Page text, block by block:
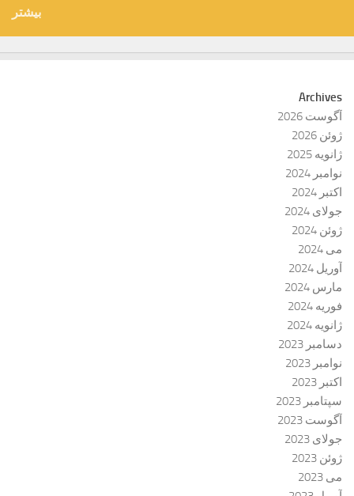
بیشتر
Archives
آگوست 2026
ژوئن 2026
ژانویه 2025
نوامبر 2024
اکتبر 2024
جولای 2024
ژوئن 2024
می 2024
آوریل 2024
مارس 2024
فوریه 2024
ژانویه 2024
دسامبر 2023
نوامبر 2023
اکتبر 2023
سپتامبر 2023
آگوست 2023
جولای 2023
ژوئن 2023
می 2023